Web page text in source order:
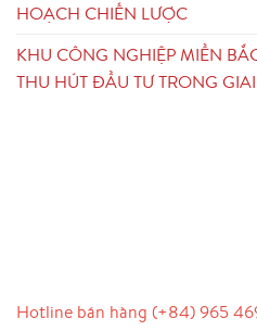
HOẠCH CHIẾN LƯỢC
KHU CÔNG NGHIỆP MIỀN
THU HÚT ĐẦU TƯ TRONG
Hotline bán hàng (+84) 965